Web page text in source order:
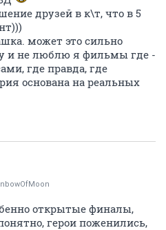
друзей в к\т, что в 5
может это сильно
и не люблю я фильмы где -
где правда, где
основана на реальных
открытые финалы,
герои поженились,